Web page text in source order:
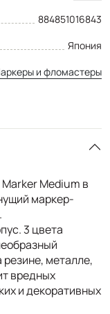
884851016843
Япония
и фломастеры
Medium в
маркер-
3 цвета
металле,
вредных
и декоративных